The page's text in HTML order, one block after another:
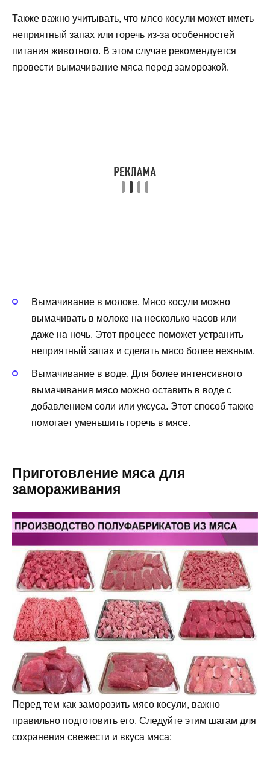
Также важно учитывать, что мясо косули может иметь
неприятный запах или горечь из-за особенностей
питания животного. В этом случае рекомендуется
провести вымачивание мяса перед заморозкой.
Вымачивание в молоке. Мясо косули можно
вымачивать в молоке на несколько часов или
даже на ночь. Этот процесс поможет устранить
неприятный запах и сделать мясо более нежным.
Вымачивание в воде. Для более интенсивного
вымачивания мясо можно оставить в воде с
добавлением соли или уксуса. Этот способ также
помогает уменьшить горечь в мясе.
Приготовление мяса для
замораживания
Перед тем как заморозить мясо косули, важно
правильно подготовить его. Следуйте этим шагам для
сохранения свежести и вкуса мяса: